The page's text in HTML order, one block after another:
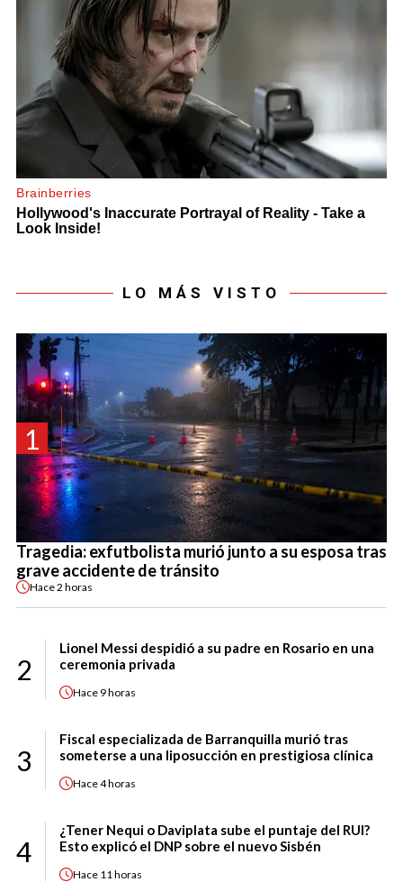
LO MÁS VISTO
1
Tragedia: exfutbolista murió junto a su esposa tras
grave accidente de tránsito
Hace2 horas
2
Lionel Messi despidió a su padre en Rosario en una
ceremonia privada
Hace 9 horas
3
Fiscal especializada de Barranquilla murió tras
someterse a una liposucción en prestigiosa clínica
Hace4 horas
4
¿Tener Nequi o Daviplata sube el puntaje del RUI?
Esto explicó el DNP sobre el nuevo Sisbén
Hace 11 horas